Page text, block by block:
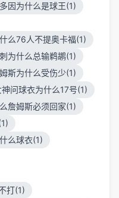
因为什么是球王(1)
么76人不提奥卡福(1)
为什么总输鹈鹕(1)
斯为什么受伤少(1)
神问球衣为什么17号(1)
詹姆斯必须回家(1)
么球衣(1)
打(1)